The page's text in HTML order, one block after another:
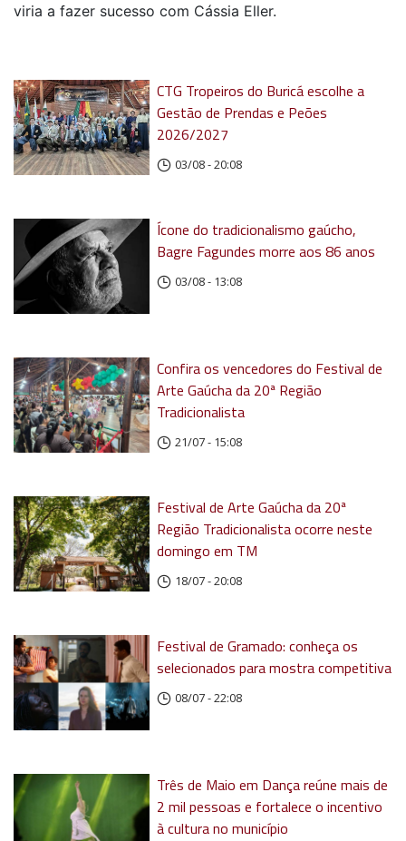
viria a fazer sucesso com Cássia Eller.
CTG Tropeiros do Buricá escolhe a
Gestão de Prendas e Peões
2026/2027
03/08 - 20:08
Ícone do tradicionalismo gaúcho,
Bagre Fagundes morre aos 86 anos
03/08 - 13:08
Confira os vencedores do Festival de
Arte Gaúcha da 20ª Região
Tradicionalista
21/07 - 15:08
Festival de Arte Gaúcha da 20ª
Região Tradicionalista ocorre neste
domingo em TM
18/07 - 20:08
Festival de Gramado: conheça os
selecionados para mostra competitiva
08/07 - 22:08
Três de Maio em Dança reúne mais de
2 mil pessoas e fortalece o incentivo
à cultura no município